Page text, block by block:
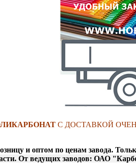
С ДОСТАВКОЙ
и оптом по ценам завода.
От ведущих заводов: ОАО